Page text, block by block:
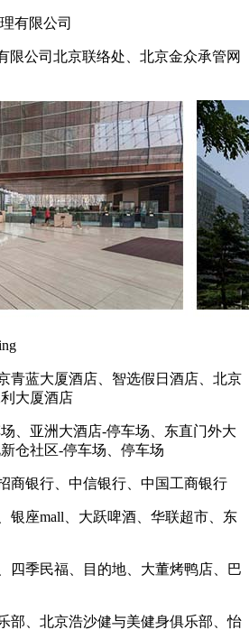
有限公司
限公司北京联络处、北京金众承管网
青蓝大厦酒店、智选假日酒店、北京
大厦酒店
、亚洲大酒店-停车场、东直门外大
仓社区-停车场、停车场
商银行、中信银行、中国工商银行
银座mall、大跃啤酒、华联超市、东
四季民福、目的地、大董烤鸭店、巴
部、北京浩沙健与美健身俱乐部、怡